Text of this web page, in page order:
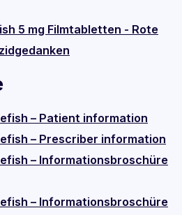
5 mg Filmtabletten - Rote
– Patient information
– Prescriber information
– Informationsbroschüre
– Informationsbroschüre